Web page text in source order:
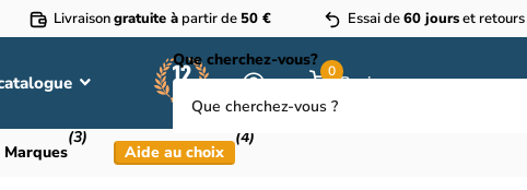
Livraisongratuite à partir de 50 € Essai de60 jourset retours
Que cherchez-vous?
0
Panier
Marques
(3)
Aide au choix
(4)